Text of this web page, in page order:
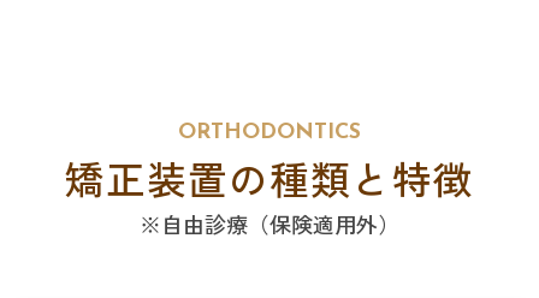
ORTHODONTICS
矯正装置の種類と特徴
※自由診療（保険適用外）